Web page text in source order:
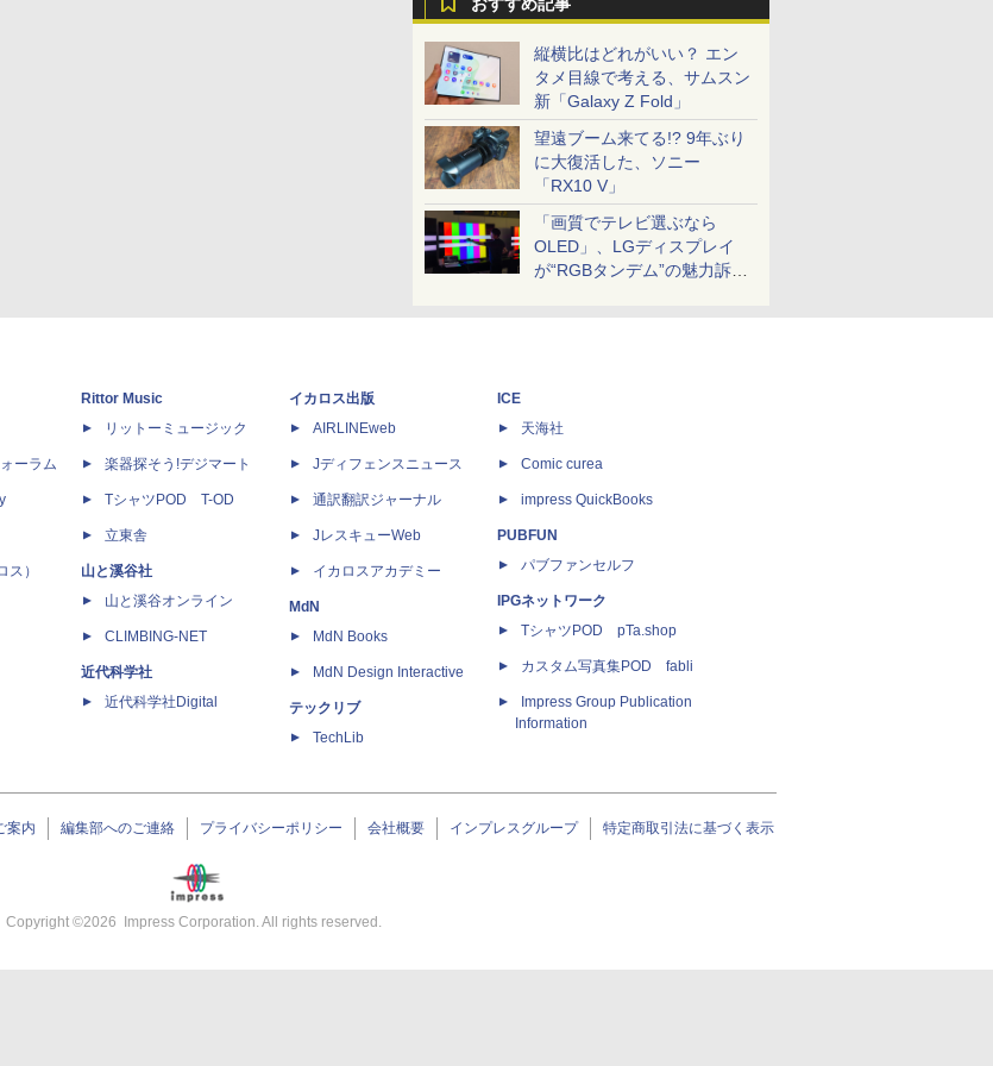
縦横比はどれがいい？ エン
タメ目線で考える、サムスン
新「Galaxy Z Fold」
望遠ブーム来てる!? 9年ぶり
に大復活した、ソニー
「RX10 V」
「画質でテレビ選ぶなら
OLED」、LGディスプレイ
が“RGBタンデム”の魅力訴
ーラム
ス）
Rittor Music
リットーミュージック
楽器探そう!デジマート
TシャツPOD T-OD
立東舎
山と溪谷社
山と溪谷オンライン
CLIMBING-NET
近代科学社
近代科学社Digital
イカロス出版
AIRLINEweb
Jディフェンスニュース
通訳翻訳ジャーナル
JレスキューWeb
イカロスアカデミー
MdN
MdN Books
MdN Design Interactive
テックリブ
TechLib
ICE
天海社
Comic curea
impress QuickBooks
PUBFUN
パブファンセルフ
IPGネットワーク
TシャツPOD pTa.shop
カスタム写真集POD fabli
Impress Group Publication
Information
案内 編集部へのご連絡 プライバシーポリシー 会社概要 インプレスグループ 特定商取引法に基づく表示
Copyright ©2026 Impress Corporation. All rights reserved.